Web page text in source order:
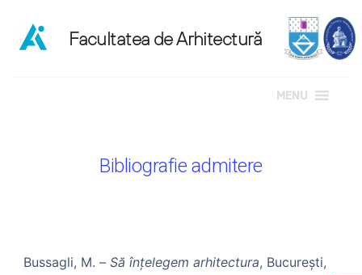
MENU
Bibliografie admitere
Bussagli, M. – Să înţelegem arhitectura, Bucureşti,